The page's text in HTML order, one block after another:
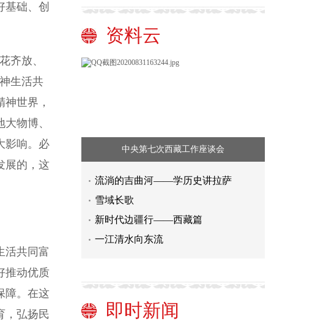
础、创
齐放、
生活共
世界，
物博、
影响。必
展的，这
共同富
推动优质
障。在这
，弘扬民
资料云
中央第七次西藏工作座谈会
流淌的吉曲河——学历史讲拉萨
雪域长歌
新时代边疆行——西藏篇
一江清水向东流
即时新闻
在逐梦太空的征途上不懈奋进
要
【光明时评】守好基础教育的县域“责